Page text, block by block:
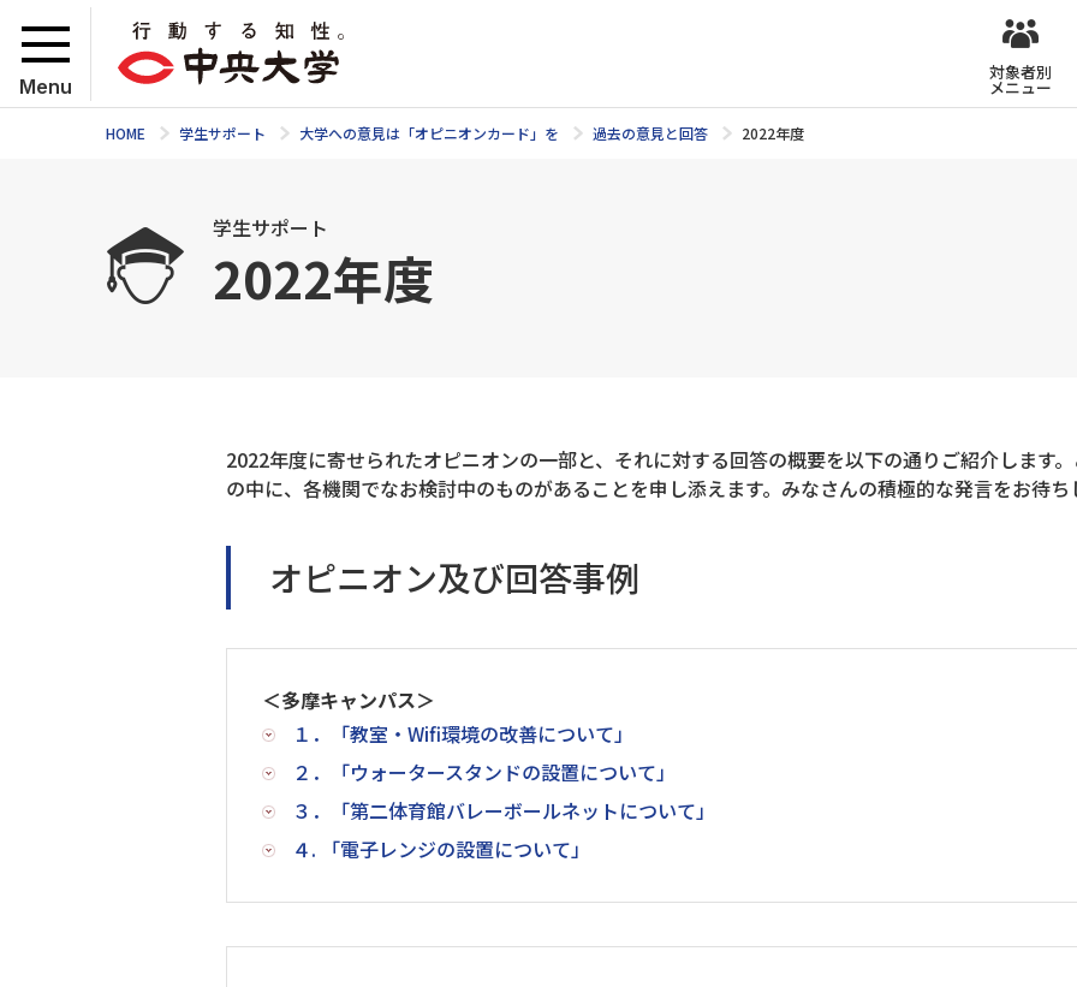
Menu
対象者別
メニュー
HOME 学生サポート 大学への意見は「オピニオンカード」を 過去の意見と回答 2022年度
学生サポート
2022年度
2022年度に寄せられたオピニオンの一部と、それに対する回答の概要を以下の通りご紹介します
の中に、各機関でなお検討中のものがあることを申し添えます。みなさんの積極的な発言をお待ち
オピニオン及び回答事例
＜多摩キャンパス＞
１．「教室・Wifi環境の改善について」
２．「ウォータースタンドの設置について」
３．「第二体育館バレーボールネットについて」
４. 「電子レンジの設置について」